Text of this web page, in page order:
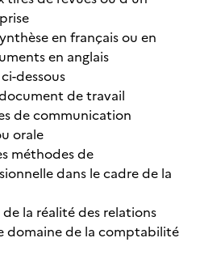
en français ou en
en anglais
dessous
de travail
de communication
orale
méthodes de
dans le cadre de la
la réalité des relations
domaine de la comptabilité